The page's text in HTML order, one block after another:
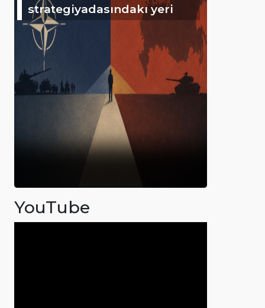
strategiyadasındakı yeri
YouTube